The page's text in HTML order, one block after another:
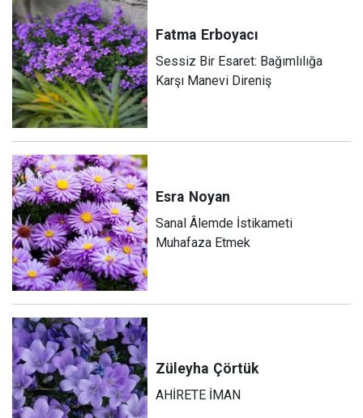
Fatma Erboyacı
Sessiz Bir Esaret: Bağımlılığa
Karşı Manevi Direniş
Esra Noyan
Sanal Âlemde İstikameti
Muhafaza Etmek
Züleyha Çörtük
AHİRETE İMAN